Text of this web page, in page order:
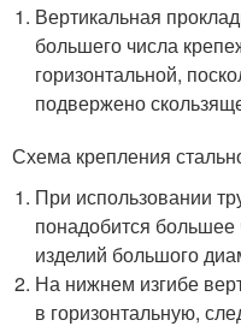
Вертикальная
большего числа
горизонтальной,
подвержено
Схема крепления
При использовании
понадобится большее
изделий большого
На нижнем изгибе
в горизонтальную,